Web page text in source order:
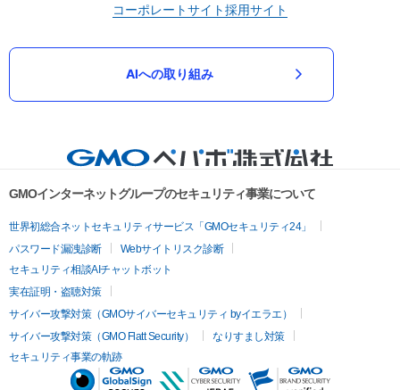
コーポレートサイト採用サイト
AIへの取り組み
GMOインターネットグループのセキュリティ事業について
世界初総合ネットセキュリティサービス「GMOセキュリティ24」
パスワード漏洩診断
Webサイトリスク診断
セキュリティ相談AIチャットボット
実在証明・盗聴対策
サイバー攻撃対策（GMOサイバーセキュリティ byイエラエ）
サイバー攻撃対策（GMO Flatt Security）
なりすまし対策
セキュリティ事業の軌跡